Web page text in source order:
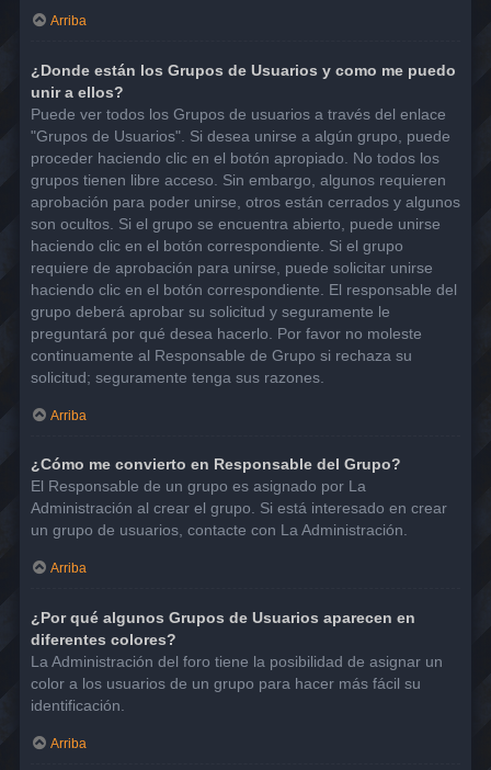
Arriba
¿Donde están los Grupos de Usuarios y como me puedo
unir a ellos?
Puede ver todos los Grupos de usuarios a través del enlace
"Grupos de Usuarios". Si desea unirse a algún grupo, puede
proceder haciendo clic en el botón apropiado. No todos los
grupos tienen libre acceso. Sin embargo, algunos requieren
aprobación para poder unirse, otros están cerrados y algunos
son ocultos. Si el grupo se encuentra abierto, puede unirse
haciendo clic en el botón correspondiente. Si el grupo
requiere de aprobación para unirse, puede solicitar unirse
haciendo clic en el botón correspondiente. El responsable del
grupo deberá aprobar su solicitud y seguramente le
preguntará por qué desea hacerlo. Por favor no moleste
continuamente al Responsable de Grupo si rechaza su
solicitud; seguramente tenga sus razones.
Arriba
¿Cómo me convierto en Responsable del Grupo?
El Responsable de un grupo es asignado por La
Administración al crear el grupo. Si está interesado en crear
un grupo de usuarios, contacte con La Administración.
Arriba
¿Por qué algunos Grupos de Usuarios aparecen en
diferentes colores?
La Administración del foro tiene la posibilidad de asignar un
color a los usuarios de un grupo para hacer más fácil su
identificación.
Arriba